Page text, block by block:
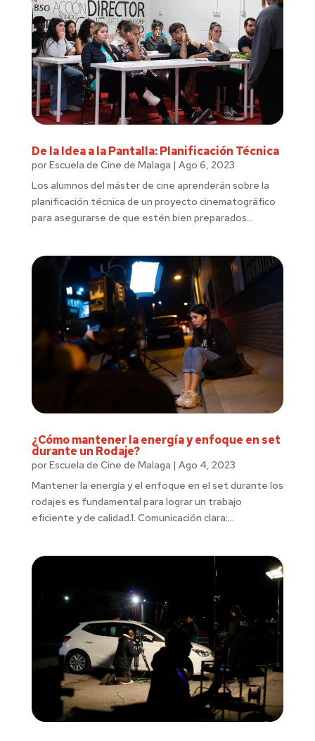
De la Idea a la Pantalla: Planificación Técnica
porEscuela de Cine de Malaga | Ago 6, 2023
Los alumnos del máster de cine aprenderán sobre la
planificación técnica de un proyecto cinematográfico
para asegurarse de que estén bien preparados...
¿Cómo mantener la energía y enfoque en set
durante un Rodaje?
porEscuela de Cine de Malaga | Ago 4, 2023
Mantener la energía y el enfoque en el set durante los
rodajes es fundamental para lograr un trabajo
eficiente y de calidad.1. Comunicación clara:...